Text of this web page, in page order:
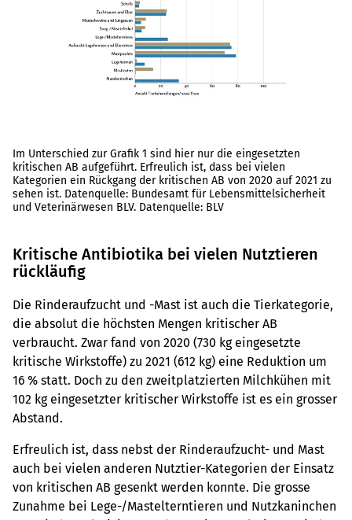
Im Unterschied zur Grafik 1 sind hier nur die eingesetzten
kritischen AB aufgeführt. Erfreulich ist, dass bei vielen
Kategorien ein Rückgang der kritischen AB von 2020 auf 2021 zu
sehen ist. Datenquelle: Bundesamt für Lebensmittelsicherheit
und Veterinärwesen BLV. Datenquelle: BLV
Kritische Antibiotika bei vielen Nutztieren
rückläufig
Die Rinderaufzucht und -Mast ist auch die Tierkategorie,
die absolut die höchsten Mengen kritischer AB
verbraucht. Zwar fand von 2020 (730 kg eingesetzte
kritische Wirkstoffe) zu 2021 (612 kg) eine Reduktion um
16 % statt. Doch zu den zweitplatzierten Milchkühen mit
102 kg eingesetzter kritischer Wirkstoffe ist es ein grosser
Abstand.
Erfreulich ist, dass nebst der Rinderaufzucht- und Mast
auch bei vielen anderen Nutztier-Kategorien der Einsatz
von kritischen AB gesenkt werden konnte. Die grosse
Zunahme bei Lege-/Mastelterntieren und Nutzkaninchen